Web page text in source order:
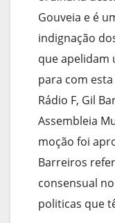
Gouveia e é
indignação
que apelidam
para com
Rádio F, Gil
Assembleia
moção foi
Barreiros
consensual
politicas que